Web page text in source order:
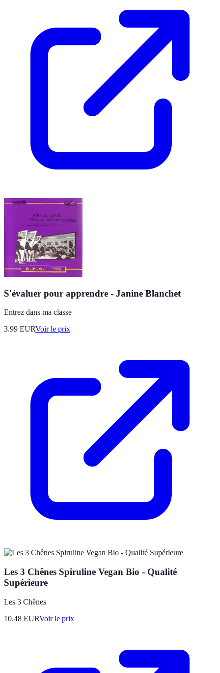
S'évaluer pour apprendre - Janine Blanchet
Entrez dans ma classe
3.99 EURVoir le prix
Les 3 Chênes Spiruline Vegan Bio - Qualité
Supérieure
Les 3 Chênes
10.48 EURVoir le prix